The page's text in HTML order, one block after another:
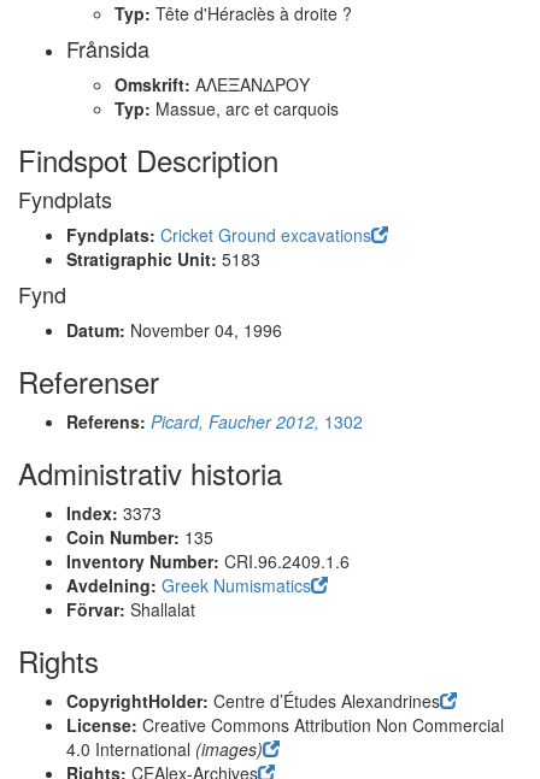
Typ: Tête d'Héraclès à droite ?
Frånsida
Omskrift: ΑΛΕΞΑΝΔΡΟΥ
Typ: Massue, arc et carquois
Findspot Description
Fyndplats
Fyndplats: Cricket Ground excavations
Stratigraphic Unit: 5183
Fynd
Datum: November 04, 1996
Referenser
Referens: Picard, Faucher 2012, 1302
Administrativ historia
Index: 3373
Coin Number: 135
Inventory Number: CRI.96.2409.1.6
Avdelning: Greek Numismatics
Förvar: Shallalat
Rights
CopyrightHolder: Centre d’Études Alexandrines
License: Creative Commons Attribution Non Commercial
4.0 International (images)
Rights: CEAlex-Archives